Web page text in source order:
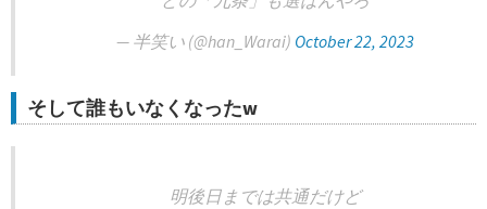
— 半笑い (@han_Warai) October 22, 2023
そして誰もいなくなったw
明後日までは共通だけど